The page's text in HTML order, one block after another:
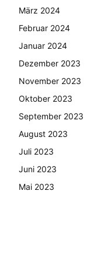
März 2024
Februar 2024
Januar 2024
Dezember 2023
November 2023
Oktober 2023
September 2023
August 2023
Juli 2023
Juni 2023
Mai 2023